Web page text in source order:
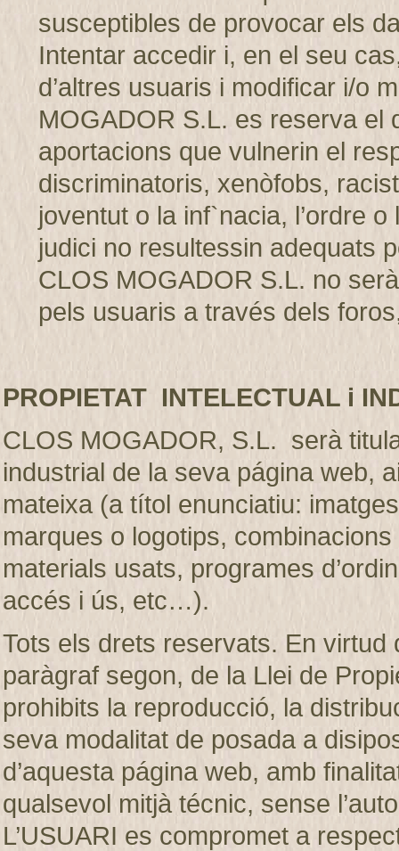
susceptibles de provocar els
Intentar accedir i, en el seu
d’altres usuaris i modificar i/o
MOGADOR S.L. es reserva el
aportacions que vulnerin el
discriminatoris, xenòfobs,
joventut o la inf`nacia, l’ordre
judici no resultessin adequats
CLOS MOGADOR S.L. no
pels usuaris a través dels
PROPIETAT INTELECTUAL i
CLOS MOGADOR, S.L. serà
industrial de la seva página web,
mateixa (a títol enunciatiu:
marques o logotips,
materials usats, programes
accés i ús, etc…).
Tots els drets reservats. En virtud
paràgraf segon, de la Llei de
prohibits la reproducció, la
seva modalitat de posada a
d’aquesta página web, amb
qualsevol mitjà técnic, sense
L’USUARI es compromet a